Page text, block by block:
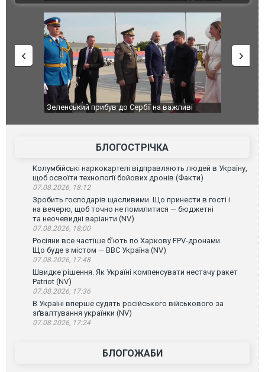
Зеленський прибув до Сербії на важливі
"Вони
Чернівцях
БЛОГОСТРІЧКА
Колумбійські наркокартелі відправляють людей в Україну,
щоб освоїти технології бойових дронів (Факти)
07.08.2026, 18:12
Зробить господарів щасливими. Що принести в гості і
на вечерю, щоб точно не помилитися — бюджетні
та неочевидні варіанти (NV)
07.08.2026, 18:00
Росіяни все частіше бʼють по Харкову FPV-дронами.
Що буде з містом — ВВС Україна (NV)
07.08.2026, 17:48
Швидке рішення. Як Україні компенсувати нестачу ракет
Patriot (NV)
07.08.2026, 17:36
В Україні вперше судять російського військового за
зґвалтування українки (NV)
07.08.2026, 17:24
БЛОГОЖАБИ